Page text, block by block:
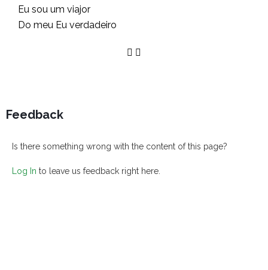
Eu sou um viajor
Do meu Eu verdadeiro
Feedback
Is there something wrong with the content of this page?
Log In to leave us feedback right here.